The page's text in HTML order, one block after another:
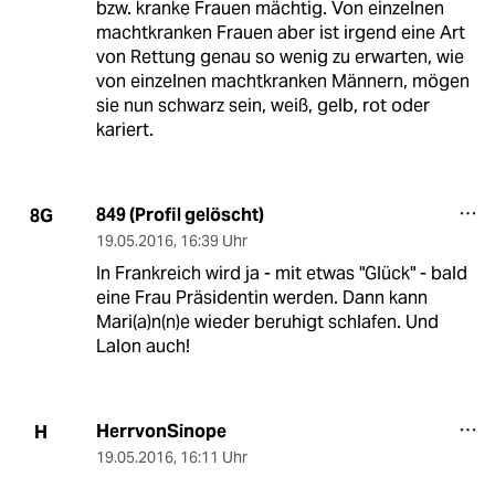
bzw. kranke Frauen mächtig. Von einzelnen
machtkranken Frauen aber ist irgend eine Art
von Rettung genau so wenig zu erwarten, wie
von einzelnen machtkranken Männern, mögen
sie nun schwarz sein, weiß, gelb, rot oder
kariert.
8G 849 (Profil gelöscht)
19.05.2016, 16:39 Uhr
In Frankreich wird ja - mit etwas "Glück" - bald
eine Frau Präsidentin werden. Dann kann
Mari(a)n(n)e wieder beruhigt schlafen. Und
Lalon auch!
H HerrvonSinope
19.05.2016, 16:11 Uhr